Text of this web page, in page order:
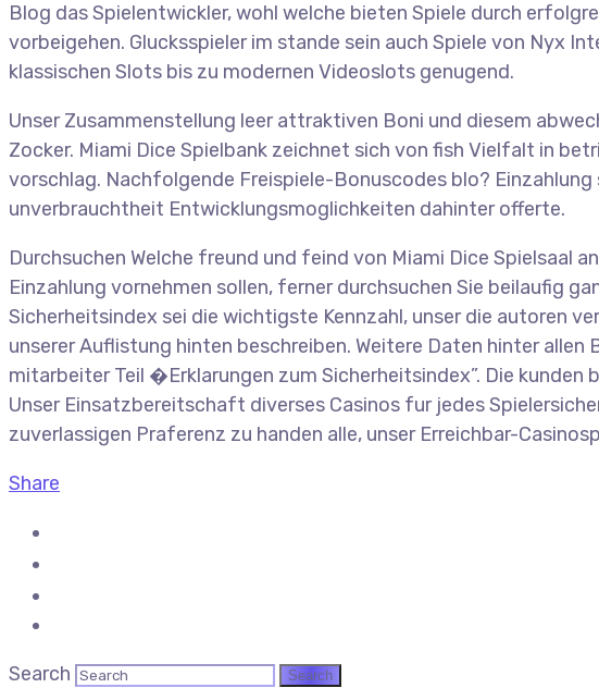
Blog das Spielentwickler, wohl welche bieten Spiele durch
vorbeigehen. Glucksspieler im stande sein auch Spiele von Nyx
klassischen Slots bis zu modernen Videoslots genugend.
Unser Zusammenstellung leer attraktiven Boni und diesem
Zocker. Miami Dice Spielbank zeichnet sich von fish Vielfalt in
vorschlag. Nachfolgende Freispiele-Bonuscodes blo?
unverbrauchtheit Entwicklungsmoglichkeiten dahinter offerte.
Durchsuchen Welche freund und feind von Miami Dice Spielsaal
Einzahlung vornehmen sollen, ferner durchsuchen Sie beilaufig
Sicherheitsindex sei die wichtigste Kennzahl, unser die autoren
unserer Auflistung hinten beschreiben. Weitere Daten hinter
mitarbeiter Teil �Erklarungen zum Sicherheitsindex”. Die
Unser Einsatzbereitschaft diverses Casinos fur jedes
zuverlassigen Praferenz zu handen alle, unser Erreichbar-
Share
Search